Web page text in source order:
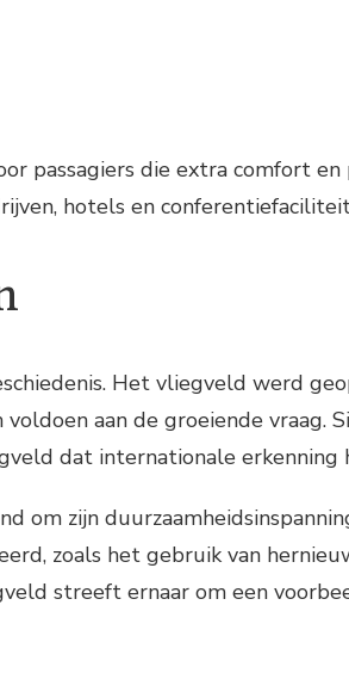
passagiers die extra comfort
hotels en
Het vliegveld werd
aan de groeiende vraag.
dat internationale erkenning
om zijn
zoals het gebruik van
streeft ernaar om een